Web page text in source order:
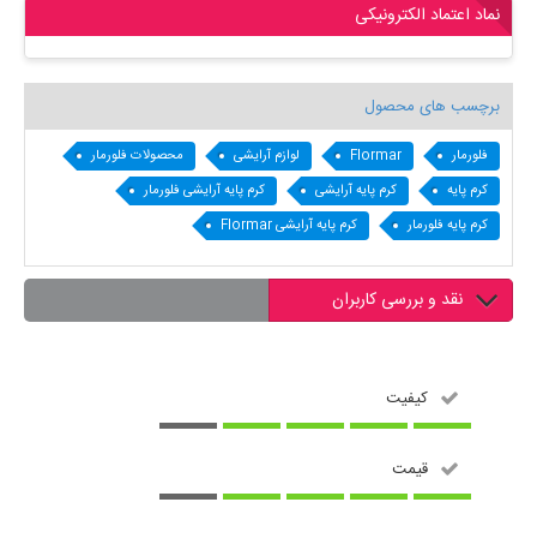
نماد اعتماد الکترونیکی
برچسب های محصول
فلورمار Flormar لوازم آرایشی
محصولات فلورمار
کرم پایه
کرم پایه آرایشی
کرم پایه آرایشی فلورمار
کرم پایه فلورمار
کرم پایه آرایشی Flormar
نقد و بررسی کاربران
کیفیت
قیمت